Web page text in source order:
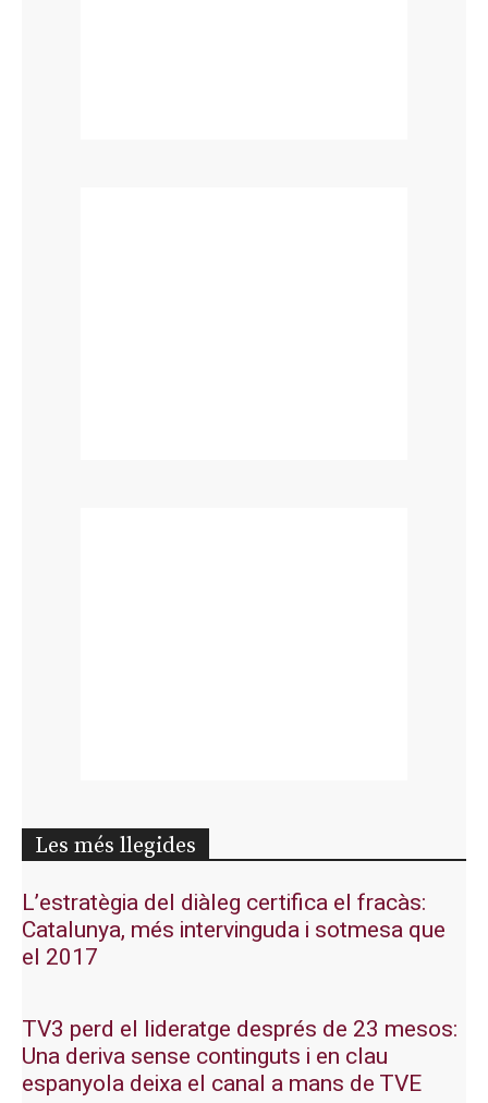
Les més llegides
L’estratègia del diàleg certifica el fracàs:
Catalunya, més intervinguda i sotmesa que
el 2017
TV3 perd el lideratge després de 23 mesos:
Una deriva sense continguts i en clau
espanyola deixa el canal a mans de TVE